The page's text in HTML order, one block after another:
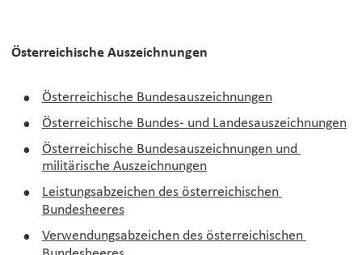
Österreichische Auszeichnungen
• Österreichische Bundesauszeichnungen
• Österreichische Bundes- und Landesauszeichnungen
•
Österreichische Bundesauszeichnungen und
militärische Auszeichnungen
•
Leistungsabzeichen des österreichischen
Bundesheeres
•
Verwendungsabzeichen des österreichischen